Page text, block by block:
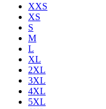
XXS
XS
S
M
L
XL
2XL
3XL
4XL
5XL